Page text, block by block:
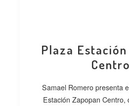
Plaza
Centro
Samael Romero presenta
Estación Zapopan Centro,